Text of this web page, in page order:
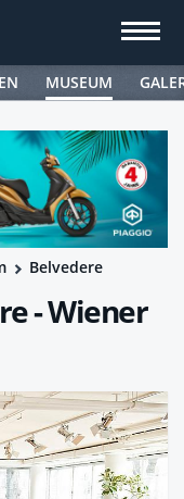
MUSEUM
Belvedere
- Wiener